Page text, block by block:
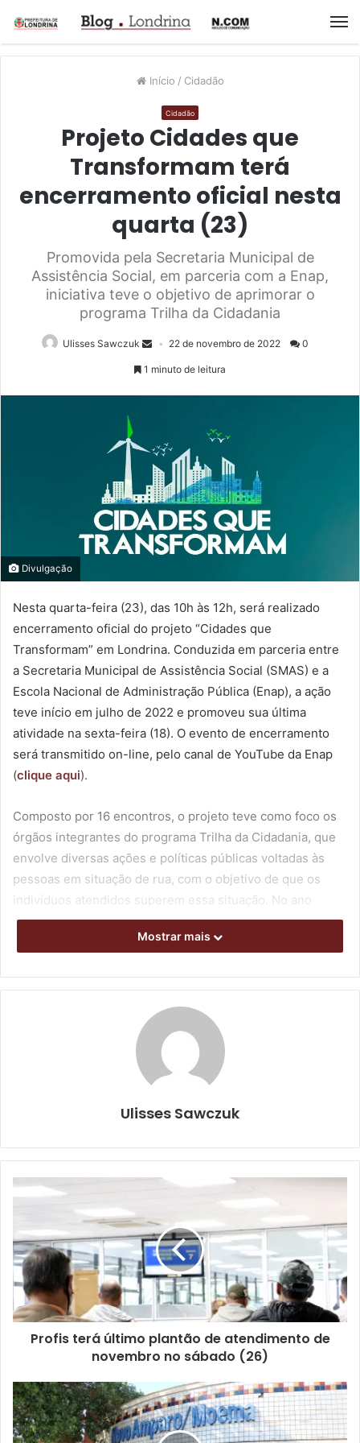
Início / Cidadão
Cidadão
Projeto Cidades que
Transformam terá
encerramento oficial nesta
quarta (23)
Promovida pela Secretaria Municipal de
Assistência Social, em parceria com a Enap,
iniciativa teve o objetivo de aprimorar o
programa Trilha da Cidadania
Ulisses Sawczuk 22 de novembro de 2022 0
1 minuto de leitura
Divulgação
Nesta quarta-feira (23), das 10h às 12h, será realizado
encerramento oficial do projeto “Cidades que
Transformam” em Londrina. Conduzida em parceria entre
a Secretaria Municipal de Assistência Social (SMAS) e a
Escola Nacional de Administração Pública (Enap), a ação
teve início em julho de 2022 e promoveu sua última
atividade na sexta-feira (18). O evento de encerramento
será transmitido on-line, pelo canal de YouTube da Enap
(clique aqui).
Composto por 16 encontros, o projeto teve como foco os
órgãos integrantes do programa Trilha da Cidadania, que
envolve diversas ações e políticas públicas voltadas às
pessoas em situação de rua, com o objetivo de que os
indivíduos atendidos superem essa situação. No ano
passado, a proposta da SMAS havia sido selecionada para
o Cidades que Transformam, obtendo a melhor avaliação
Divulgação
De acordo com a secretária municipal de Assistência
Social, Jacqueline Micali, o resultado das atividades
superou as expectativas, e as oficinas do projeto
contribuíram para o aprimoramento da trilha e seu
fortalecimento. “As oficinas oferecidas pela Enap
proporcionaram um salto imenso de qualidade aos nossos
atendimentos. Continuaremos a aprimorar a Trilha da
Cidadania e a articulação com as demais políticas públicas,
Mostrar mais
Ulisses Sawczuk
Profis terá último plantão de atendimento de
novembro no sábado (26)